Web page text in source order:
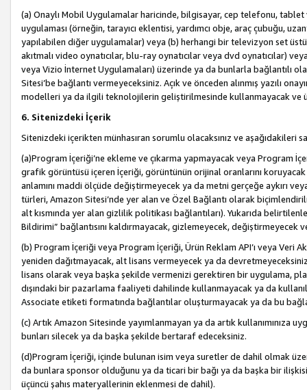
(a) Onaylı Mobil Uygulamalar haricinde, bilgisayar, cep telefonu,
uygulaması (örneğin, tarayıcı eklentisi, yardımcı obje, araç çubuğu,
yapılabilen diğer uygulamalar) veya (b) herhangi bir televizyon set
akıtmalı video oynatıcılar, blu-ray oynatıcılar veya dvd oynatıcılar)
veya Vizio İnternet Uygulamaları) üzerinde ya da bunlarla bağlantılı
Sitesi’be bağlantı vermeyeceksiniz. Açık ve önceden alınmış yazılı
modelleri ya da ilgili teknolojilerin geliştirilmesinde kullanmayacak ve
6. Sitenizdeki İçerik
Sitenizdeki içerikten münhasıran sorumlu olacaksınız ve aşağıdakileri
(a)Program İçeriği’ne ekleme ve çıkarma yapmayacak veya Program
grafik görüntüsü içeren İçeriği, görüntünün orijinal oranlarını
anlamını maddi ölçüde değiştirmeyecek ya da metni gerçeğe aykırı
türleri, Amazon Sitesi’nde yer alan ve Özel Bağlantı olarak
alt kısmında yer alan gizlilik politikası bağlantıları). Yukarıda
Bildirimi” bağlantısını kaldırmayacak, gizlemeyecek,
(b) Program İçeriği veya Program İçeriği, Ürün Reklam API’ı veya Veri
yeniden dağıtmayacak, alt lisans vermeyecek ya da
lisans olarak veya başka şekilde vermenizi gerektiren bir uygulama,
dışındaki bir pazarlama faaliyeti dahilinde kullanmayacak ya da
Associate etiketi formatında bağlantılar oluşturmayacak ya da bu
(c) Artık Amazon Sitesinde yayımlanmayan ya da artık kullanımınıza
bunları silecek ya da başka şekilde bertaraf edeceksiniz.
(d)Program İçeriği, içinde bulunan isim veya suretler de dahil olmak
da bunlara sponsor olduğunu ya da ticari bir bağı ya da başka bir
üçüncü şahıs materyallerinin eklenmesi de dahil).